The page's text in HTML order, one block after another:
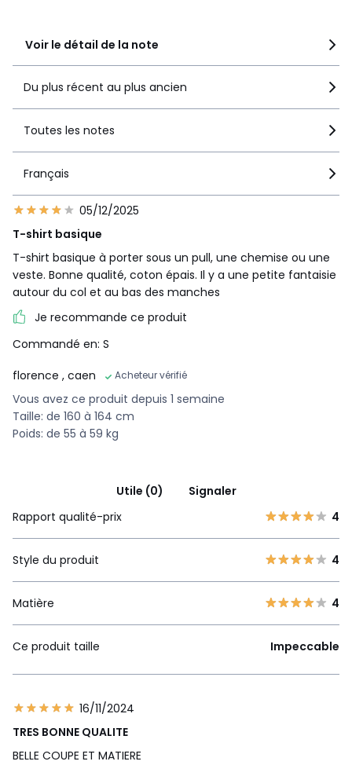
Voir le détail de la note
Du plus récent au plus ancien
Toutes les notes
Français
05/12/2025
T-shirt basique
T-shirt basique à porter sous un pull, une chemise ou une
veste. Bonne qualité, coton épais. Il y a une petite fantaisie
autour du col et au bas des manches
Je recommande ce produit
Commandé en: S
florence , caen Acheteur vérifié
Vous avez ce produit depuis 1 semaine
Taille: de 160 à 164 cm
Poids: de 55 à 59 kg
Utile (0)
Signaler
Rapport qualité-prix
4
Style du produit 4
Matière 4
Ce produit taille Impeccable
16/11/2024
TRES BONNE QUALITE
BELLE COUPE ET MATIERE